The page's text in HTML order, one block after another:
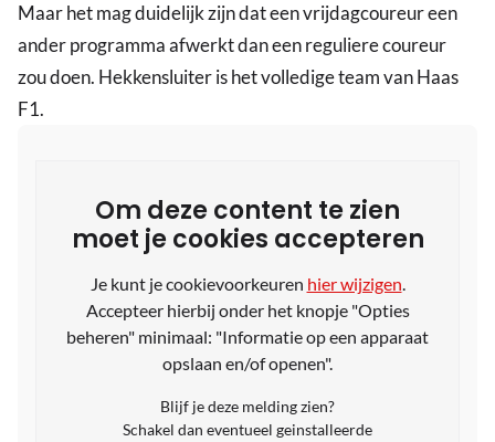
Maar het mag duidelijk zijn dat een vrijdagcoureur een
ander programma afwerkt dan een reguliere coureur
zou doen. Hekkensluiter is het volledige team van Haas
F1.
Om deze content te zien
moet je cookies accepteren
Je kunt je cookievoorkeuren hier wijzigen.
Accepteer hierbij onder het knopje "Opties
beheren" minimaal: "Informatie op een apparaat
opslaan en/of openen".
Blijf je deze melding zien?
Schakel dan eventueel geinstalleerde